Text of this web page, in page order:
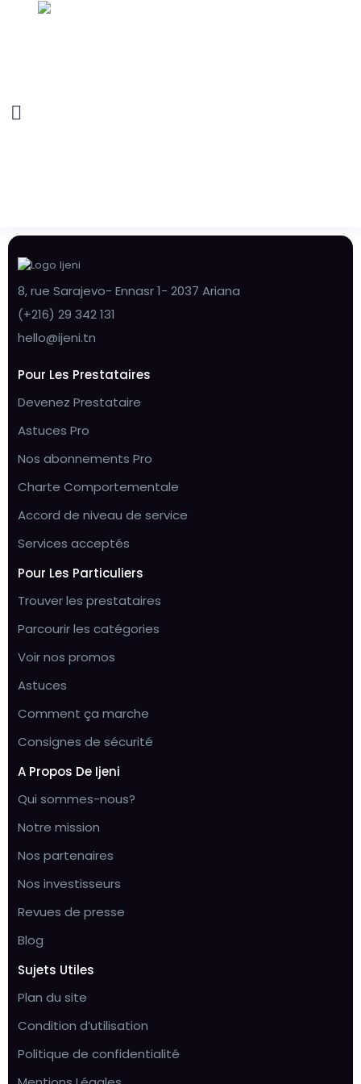
8, rue Sarajevo- Ennasr 1- 2037 Ariana
(+216) 29 342 131
hello@ijeni.tn
Pour Les Prestataires
Devenez Prestataire
Astuces Pro
Nos abonnements Pro
Charte Comportementale
Accord de niveau de service
Services acceptés
Pour Les Particuliers
Trouver les prestataires
Parcourir les catégories
Voir nos promos
Astuces
Comment ça marche
Consignes de sécurité
A Propos De Ijeni
Qui sommes-nous?
Notre mission
Nos partenaires
Nos investisseurs
Revues de presse
Blog
Sujets Utiles
Plan du site
Condition d’utilisation
Politique de confidentialité